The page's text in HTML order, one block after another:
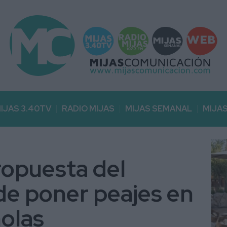
3.40TV RADIO MIJAS MIJAS SEMANAL
del
poner peajes en